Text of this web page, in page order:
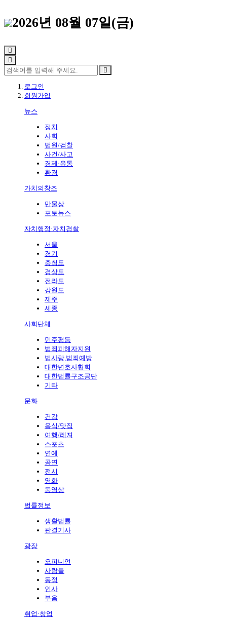
2026년 08월 07일(금)
로그인
회원가입
뉴스
정치
사회
법원/검찰
사건/사고
경제·유통
환경
가치의창조
만물상
포토뉴스
자치행정·자치경찰
서울
경기
충청도
경상도
전라도
강원도
제주
세종
사회단체
민주평등
범죄피해자지원
법사랑,범죄예방
대한변호사협회
대한법률구조공단
기타
문화
건강
음식/맛집
여행/레져
스포츠
연예
공연
전시
영화
동영상
법률정보
생활법률
판결기사
광장
오피니언
사람들
동정
인사
부음
취업·창업